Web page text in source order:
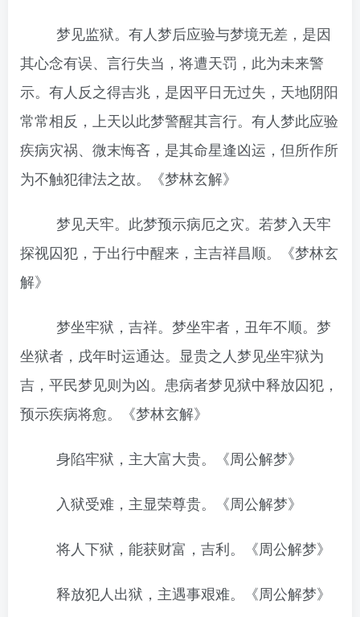
梦见监狱。有人梦后应验与梦境无差，是因
其心念有误、言行失当，将遭天罚，此为未来警
示。有人反之得吉兆，是因平日无过失，天地阴阳
常常相反，上天以此梦警醒其言行。有人梦此应验
疾病灾祸、微末悔吝，是其命星逢凶运，但所作所
为不触犯律法之故。《梦林玄解》
梦见天牢。此梦预示病厄之灾。若梦入天牢
探视囚犯，于出行中醒来，主吉祥昌顺。《梦林玄
解》
梦坐牢狱，吉祥。梦坐牢者，丑年不顺。梦
坐狱者，戌年时运通达。显贵之人梦见坐牢狱为
吉，平民梦见则为凶。患病者梦见狱中释放囚犯，
预示疾病将愈。《梦林玄解》
身陷牢狱，主大富大贵。《周公解梦》
入狱受难，主显荣尊贵。《周公解梦》
将人下狱，能获财富，吉利。《周公解梦》
释放犯人出狱，主遇事艰难。《周公解梦》